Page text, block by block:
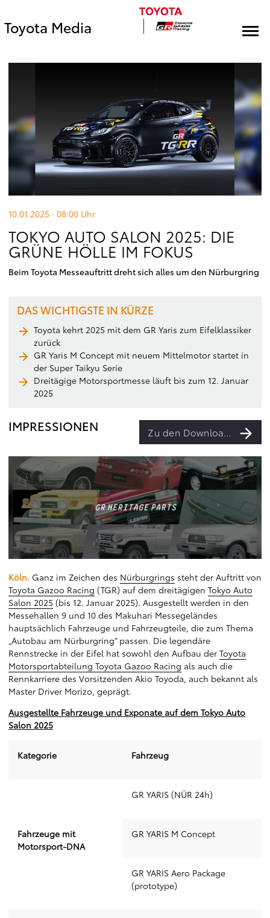
Toyota Media
10.01.2025 · 08:00 Uhr
TOKYO AUTO SALON 2025: DIE
GRÜNE HÖLLE IM FOKUS
Beim Toyota Messeauftritt dreht sich alles um den Nürburgring
DAS WICHTIGSTE IN KÜRZE
Toyota kehrt 2025 mit dem GR Yaris zum Eifelklassiker
zurück
GR Yaris M Concept mit neuem Mittelmotor startet in
der Super Taikyu Serie
Dreitägige Motorsportmesse läuft bis zum 12. Januar
2025
IMPRESSIONEN Zu den Downloads
Köln. Ganz im Zeichen des Nürburgrings steht der Auftritt von
Toyota Gazoo Racing (TGR) auf dem dreitägigen Tokyo Auto
Salon 2025 (bis 12. Januar 2025). Ausgestellt werden in den
Messehallen 9 und 10 des Makuhari Messegeländes
hauptsächlich Fahrzeuge und Fahrzeugteile, die zum Thema
„Autobau am Nürburgring“ passen. Die legendäre
Rennstrecke in der Eifel hat sowohl den Aufbau der Toyota
Motorsportabteilung Toyota Gazoo Racing als auch die
Rennkarriere des Vorsitzenden Akio Toyoda, auch bekannt als
Master Driver Morizo, geprägt.
Ausgestellte Fahrzeuge und Exponate auf dem Tokyo Auto
Salon 2025
Kategorie Fahrzeug
Fahrzeuge mit
Motorsport-DNA
GR YARIS (NÜR 24h)
GR YARIS M Concept
GR YARIS Aero Package
(prototype)